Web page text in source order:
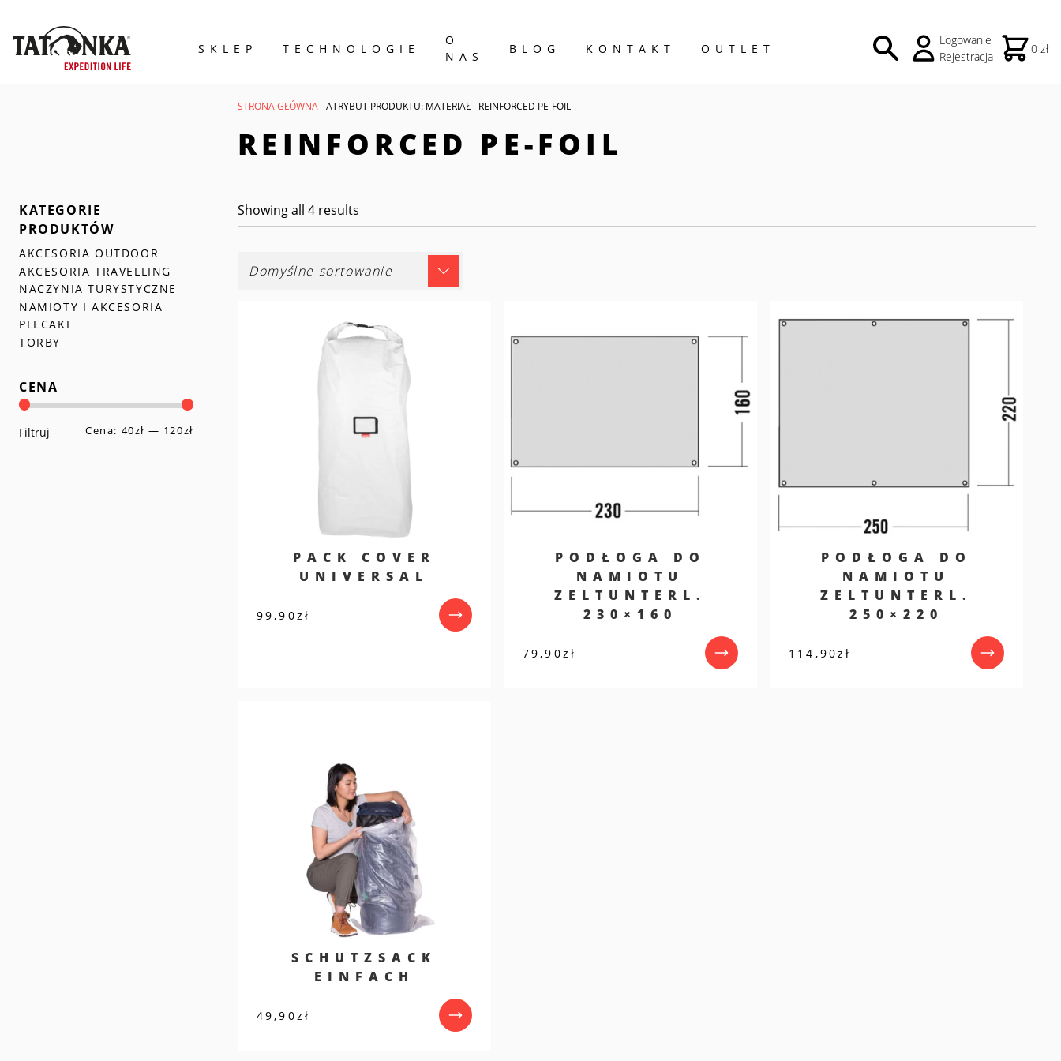
SKLEP TECHNOLOGIE
O
NAS
BLOG KONTAKT OUTLET
Logowanie
Rejestracja
0 zł
STRONA GŁÓWNA- ATRYBUT PRODUKTU: MATERIAŁ - REINFORCED PE-FOIL
REINFORCED PE-FOIL
Showing all 4 results
PACK COVER
UNIVERSAL
99,90zł
PODŁOGA DO
NAMIOTU
ZELTUNTERL.
230×160
79,90zł
PODŁOGA DO
NAMIOTU
ZELTUNTERL.
250×220
114,90zł
SCHUTZSACK
EINFACH
49,90zł
KATEGORIE
PRODUKTÓW
AKCESORIA OUTDOOR
AKCESORIA TRAVELLING
NACZYNIA TURYSTYCZNE
NAMIOTY I AKCESORIA
PLECAKI
TORBY
CENA
Cena
Cena
Filtruj Cena: 40zł — 120zł